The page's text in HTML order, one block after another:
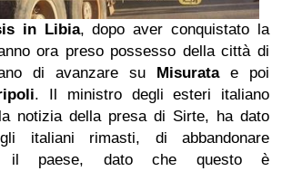
in Libia, dopo aver conquistato la
ora preso possesso della città di
di avanzare su Misuratae poi
. Il ministro degli esteri italiano
notizia della presa di Sirte, ha dato
italiani rimasti, di abbandonare
il paese, dato che questo è